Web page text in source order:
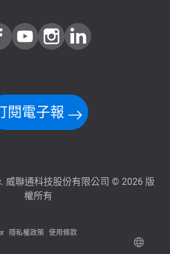
閱電子報
威聯通科技股份有限公司 © 2026 版
權所有
隱私權政策 使用條款